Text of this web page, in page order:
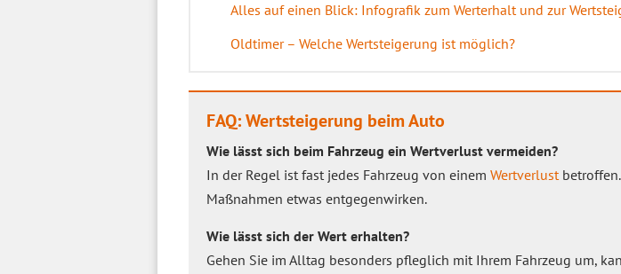
Alles auf einen Blick: Infografik zum Werterhalt und zur
Oldtimer – Welche Wertsteigerung ist möglich?
FAQ: Wertsteigerung beim Auto
Wie lässt sich beim Fahrzeug ein Wertverlust vermeiden?
In der Regel ist fast jedes Fahrzeug von einem Wertverlust
Maßnahmen etwas entgegenwirken.
Wie lässt sich der Wert erhalten?
Gehen Sie im Alltag besonders pfleglich mit Ihrem Fahrzeug um,